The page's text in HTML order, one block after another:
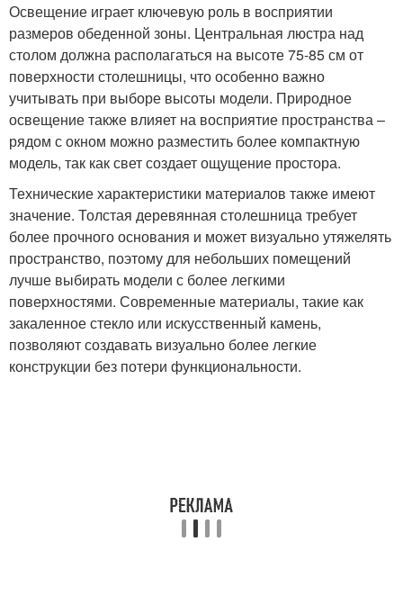
Освещение играет ключевую роль в восприятии
размеров обеденной зоны. Центральная люстра над
столом должна располагаться на высоте 75-85 см от
поверхности столешницы, что особенно важно
учитывать при выборе высоты модели. Природное
освещение также влияет на восприятие пространства –
рядом с окном можно разместить более компактную
модель, так как свет создает ощущение простора.
Технические характеристики материалов также имеют
значение. Толстая деревянная столешница требует
более прочного основания и может визуально утяжелять
пространство, поэтому для небольших помещений
лучше выбирать модели с более легкими
поверхностями. Современные материалы, такие как
закаленное стекло или искусственный камень,
позволяют создавать визуально более легкие
конструкции без потери функциональности.